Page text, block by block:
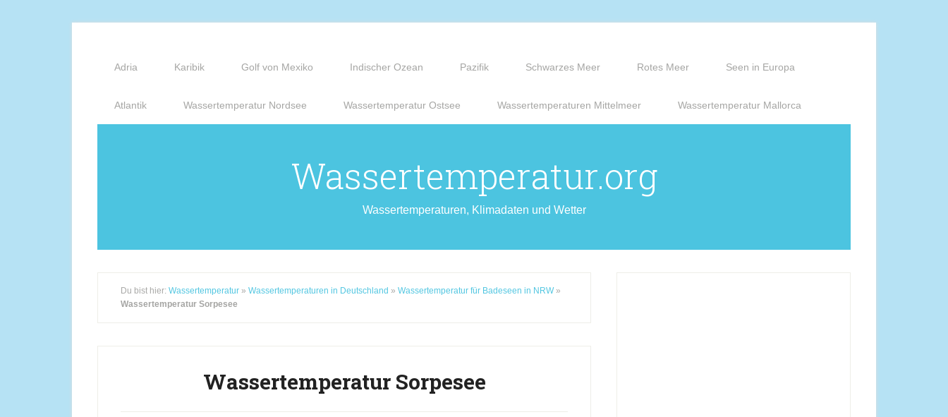
Adria Karibik Golf von Mexiko Indischer Ozean Pazifik Schwarzes Meer Rotes Meer Seen in Europa
Atlantik Wassertemperatur Nordsee Wassertemperatur Ostsee Wassertemperaturen Mittelmeer Wassertemperatur Mallorca
Wassertemperatur.org
Wassertemperaturen, Klimadaten und Wetter
Du bist hier: Wassertemperatur » Wassertemperaturen in Deutschland » Wassertemperatur für Badeseen in NRW»
Wassertemperatur Sorpesee
Wassertemperatur Sorpesee